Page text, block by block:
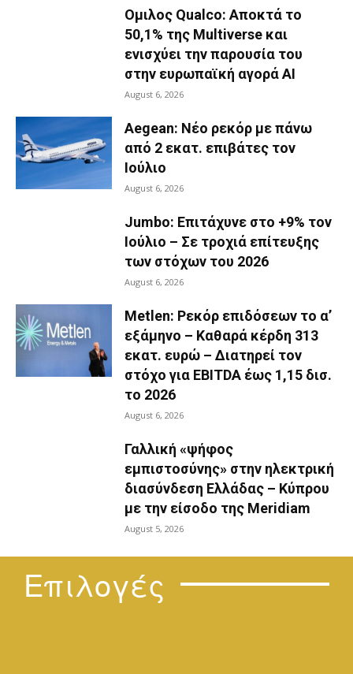
Ομιλος Qualco: Αποκτά το
50,1% της Multiverse και
ενισχύει την παρουσία του
στην ευρωπαϊκή αγορά ΑΙ
August 6, 2026
Aegean: Νέο ρεκόρ με πάνω
από 2 εκατ. επιβάτες τον
Ιούλιο
August 6, 2026
Jumbo: Επιτάχυνε στο +9% τον
Ιούλιο – Σε τροχιά επίτευξης
των στόχων του 2026
August 6, 2026
Metlen: Ρεκόρ επιδόσεων το α’
εξάμηνο – Kαθαρά κέρδη 313
εκατ. ευρώ – Διατηρεί τον
στόχο για EBITDA έως 1,15 δισ.
το 2026
August 6, 2026
Γαλλική «ψήφος
εμπιστοσύνης» στην ηλεκτρική
διασύνδεση Ελλάδας – Κύπρου
με την είσοδο της Meridiam
August 5, 2026
Επιλογές